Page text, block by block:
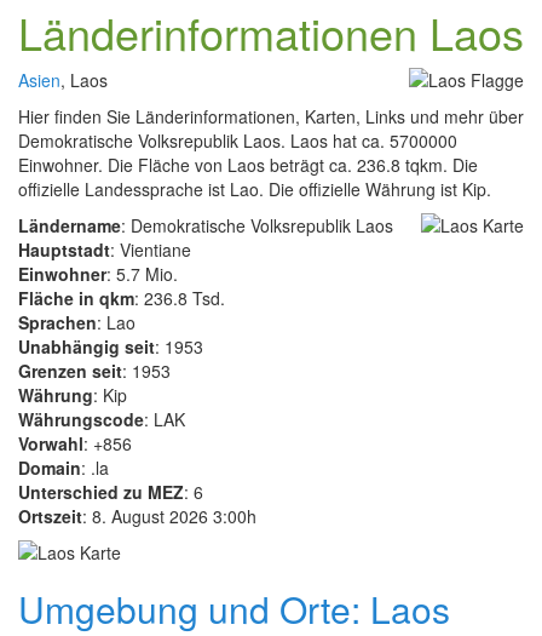
Länderinformationen Laos
Asien, Laos
Hier finden Sie Länderinformationen, Karten, Links und mehr über
Demokratische Volksrepublik Laos. Laos hat ca. 5700000
Einwohner. Die Fläche von Laos beträgt ca. 236.8 tqkm. Die
offizielle Landessprache ist Lao. Die offizielle Währung ist Kip.
Ländername: Demokratische Volksrepublik Laos
Hauptstadt: Vientiane
Einwohner: 5.7 Mio.
Fläche in qkm: 236.8 Tsd.
Sprachen: Lao
Unabhängig seit: 1953
Grenzen seit: 1953
Währung: Kip
Währungscode: LAK
Vorwahl: +856
Domain: .la
Unterschied zu MEZ: 6
Ortszeit: 8. August 2026 3:00h
Umgebung und Orte: Laos